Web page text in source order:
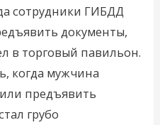
сотрудники ГИБДД
документы,
в торговый павильон.
когда мужчина
предъявить
грубо